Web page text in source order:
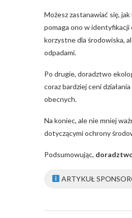
Możesz zastanawiać się,
pomaga ono w
korzystne dla środowiska,
odpadami.
Po drugie, doradztwo
coraz bardziej ceni
obecnych.
Na koniec, ale nie mniej
dotyczącymi ochrony
Podsumowując,
ARTYKUŁ